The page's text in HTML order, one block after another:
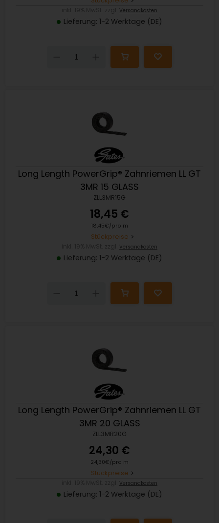
Versandkosten
Lieferung: 1-2 Werktage (DE)
Down
Long Length PowerGrip® Zahnriemen LL GT
3MR 15 GLASS
ZLL3MR15G
18,45 €
18,45€/pro m
Stückpreise
Versandkosten
Lieferung: 1-2 Werktage (DE)
Down
Long Length PowerGrip® Zahnriemen LL GT
3MR 20 GLASS
ZLL3MR20G
24,30 €
24,30€/pro m
Stückpreise
Versandkosten
Lieferung: 1-2 Werktage (DE)